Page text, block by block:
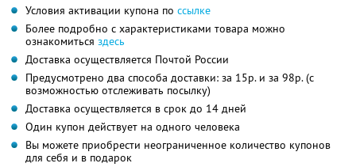
Условия активации купона по ссылке
Более подробно с характеристиками товара можно
ознакомиться здесь
Доставка осуществляется Почтой России
Предусмотрено два способа доставки: за 15р. и за 98р. (с
возможностью отслеживать посылку)
Доставка осуществляется в срок до 14 дней
Один купон действует на одного человека
Вы можете приобрести неограниченное количество купонов
для себя и в подарок